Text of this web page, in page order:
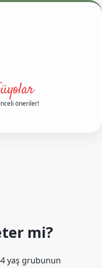
öneriler!
mi?
yaş grubunun